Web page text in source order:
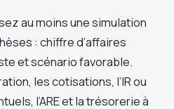
au moins une simulation
: chiffre d’affaires
et scénario favorable.
les cotisations, l’IR ou
l’ARE et la trésorerie à